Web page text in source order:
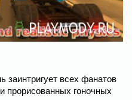
заинтригует всех фанатов
прорисованных гоночных